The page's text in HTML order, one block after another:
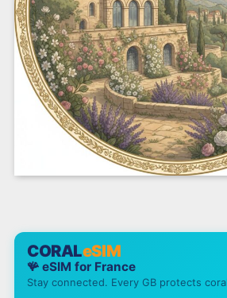
CORALeSIM
🪸 eSIM for France
Stay connected. Every GB protects